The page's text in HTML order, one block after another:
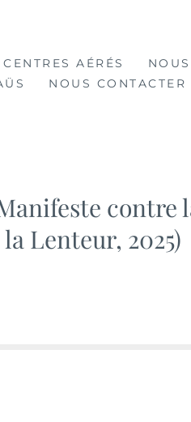
AÉRÉS
NOUS CONTACTER
contre
Lenteur, 2025)